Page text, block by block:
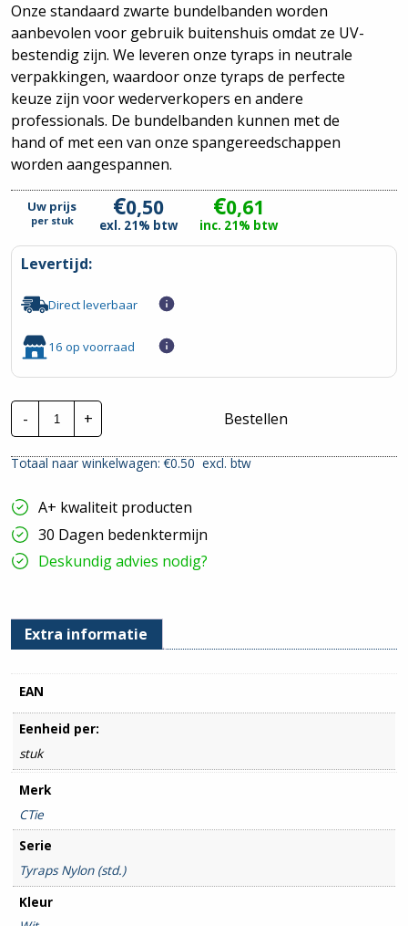
Onze standaard zwarte bundelbanden worden
aanbevolen voor gebruik buitenshuis omdat ze UV-
bestendig zijn. We leveren onze tyraps in neutrale
verpakkingen, waardoor onze tyraps de perfecte
keuze zijn voor wederverkopers en andere
professionals. De bundelbanden kunnen met de
hand of met een van onze spangereedschappen
worden aangespannen.
Uw prijs
per stuk €0,50
exl. 21% btw
€0,61
inc. 21% btw
Levertijd:
Direct leverbaar
16 op voorraad
-
CTie
80x2.5mm
Standaard
Tyraps
|
Per
100
stuks
hoeveelheid
+ Bestellen
Totaal naar winkelwagen: €0.50excl. btw
A+ kwaliteit producten
30 Dagen bedenktermijn
Deskundig advies nodig?
Extra informatie
EAN
Eenheid per:
stuk
Merk
CTie
Serie
Tyraps Nylon (std.)
Kleur